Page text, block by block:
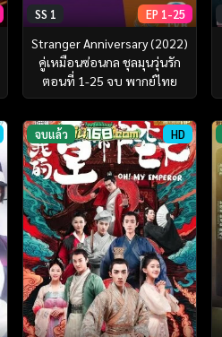
SS 1 EP 1-25
Stranger Anniversary (2022)
คู่เหมือนซ่อนกล ชุลมุนวุ่นรัก
ตอนที่ 1-25 จบ พากย์ไทย
จบแล้ว HD